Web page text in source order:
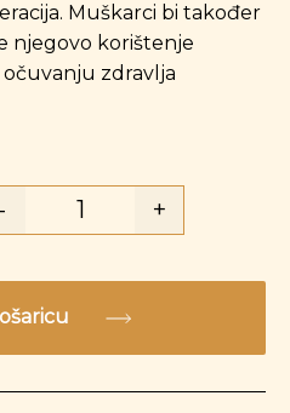
Muškarci bi također
njegovo korištenje
zdravlja
Intimno ulje Li
- +